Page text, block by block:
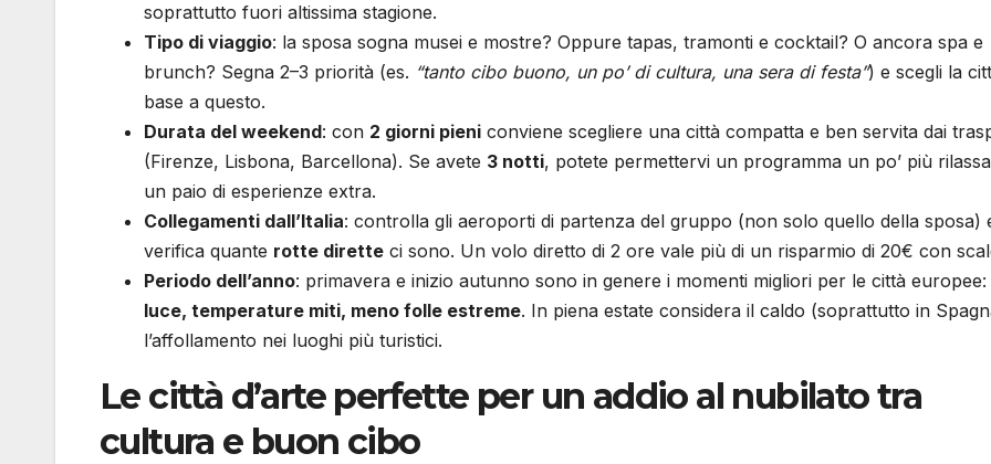
soprattutto fuori altissima stagione.
Tipo di viaggio: la sposa sogna musei e mostre? Oppure tapas, tramonti e cocktail? O ancora spa e
brunch? Segna 2–3 priorità (es. “tanto cibo buono, un po’ di cultura, una sera di festa”) e scegli la
base a questo.
Durata del weekend: con 2 giorni pieni conviene scegliere una città compatta e ben servita dai
(Firenze, Lisbona, Barcellona). Se avete 3 notti, potete permettervi un programma un po’ più
un paio di esperienze extra.
Collegamenti dall’Italia: controlla gli aeroporti di partenza del gruppo (non solo quello della sposa)
verifica quante rotte dirette ci sono. Un volo diretto di 2 ore vale più di un risparmio di 20€ con
Periodo dell’anno: primavera e inizio autunno sono in genere i momenti migliori per le città europee:
luce, temperature miti, meno folle estreme. In piena estate considera il caldo (soprattutto in
l’affollamento nei luoghi più turistici.
Le città d’arte perfette per un addio al nubilato tra
cultura e buon cibo